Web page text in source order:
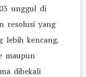
unggul di
resolusi yang
lebih kencang.
maupun
dibekali